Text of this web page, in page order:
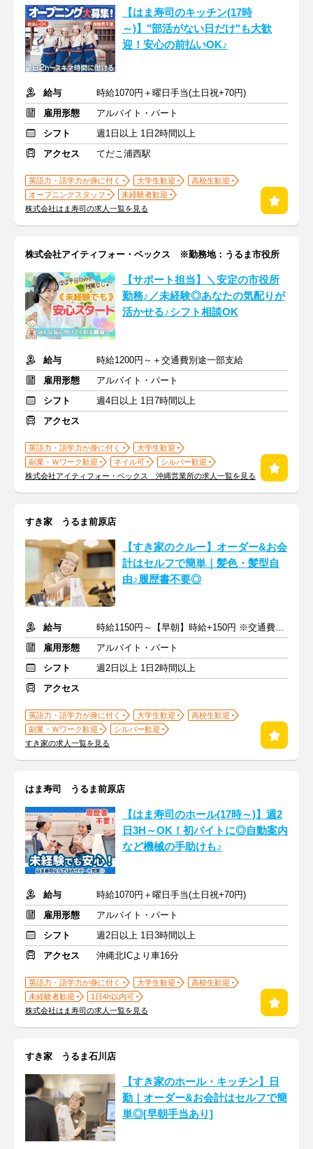
【はま寿司のキッチン(17時
～)】"部活がない日だけ"も大歓
迎！安心の前払いOK♪
給与
時給1070円＋曜日手当(土日祝+70円)
雇用形態
アルバイト・パート
シフト
週1日以上 1日2時間以上
アクセス
てだこ浦西駅
英語力・語学力が身に付く 大学生歓迎
高校生歓迎
オープニングスタッフ
未経験者歓迎
株式会社はま寿司の求人一覧を見る
株式会社アイティフォー・ベックス ※勤務地：うるま市役所
【サポート担当】＼安定の市役所
勤務♪／未経験◎あなたの気配りが
活かせる♪シフト相談OK
給与
時給1200円～＋交通費別途一部支給
雇用形態
アルバイト・パート
シフト
週4日以上 1日7時間以上
アクセス
英語力・語学力が身に付く
大学生歓迎
副業・Ｗワーク歓迎
ネイル可
シルバー歓迎
株式会社アイティフォー・ベックス 沖縄営業所の求人一覧を見る
すき家 うるま前原店
【すき家のクルー】オーダー&お会
計はセルフで簡単｜髪色・髪型自
由♪履歴書不要◎
給与
時給1150円～【早朝】時給+150円 ※交通費支給
雇用形態
アルバイト・パート
シフト
週2日以上 1日2時間以上
アクセス
英語力・語学力が身に付く 大学生歓迎
高校生歓迎
副業・Ｗワーク歓迎
シルバー歓迎
すき家の求人一覧を見る
はま寿司 うるま前原店
【はま寿司のホール(17時～)】週2
日3H～OK！初バイトに◎自動案内
など機械の手助けも♪
給与
時給1070円＋曜日手当(土日祝+70円)
雇用形態
アルバイト・パート
シフト
週2日以上 1日3時間以上
アクセス
沖縄北ICより車16分
英語力・語学力が身に付く 大学生歓迎
高校生歓迎
未経験者歓迎
1日4h以内可
株式会社はま寿司の求人一覧を見る
すき家 うるま石川店
【すき家のホール・キッチン】日
勤｜オーダー&お会計はセルフで簡
単◎[早朝手当あり]